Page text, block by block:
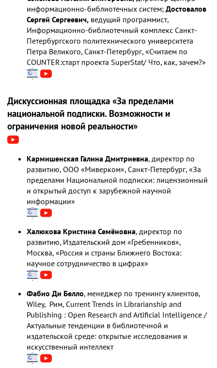
информационно-библиотечных систем; Достовалов
Сергей Сергеевич, ведущий программист,
Информационно-библиотечный комплекс Санкт-
Петербургского политехнического университета
Петра Великого, Санкт-Петербург, «Считаем по
COUNTER:старт проекта SuperStat/ Что, как, зачем?»
Дискуссионная площадка «За пределами
национальной подписки. Возможности и
ограничения новой реальности»
Кармишенская Галина Дмитриевна, директор по
развитию, OOO «Миверком», Санкт-Петербург, «За
пределами Национальной подписки: лицензионный
и открытый доступ к зарубежной научной
информации»
Халюкова Кристина Семёновна, директор по
развитию, Издательский дом «Гребенников»,
Москва, «Россия и страны Ближнего Востока:
научное сотрудничество в цифрах»
Фабио Ди Белло, менеджер по тренингу клиентов,
Wiley, Рим, Current Trends in Librarianship and
Publishing : Open Research and Artificial Intelligence /
Актуальные тенденции в библиотечной и
издательской среде: открытые исследования и
искусственный интеллект